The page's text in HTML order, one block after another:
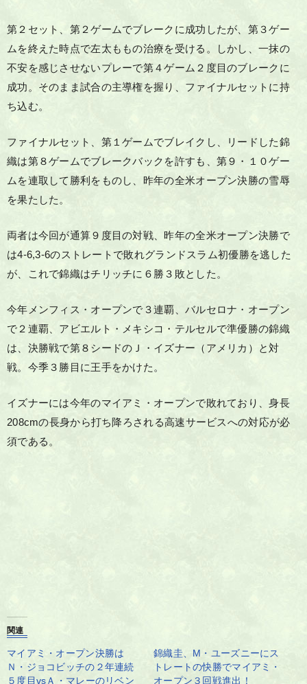
第２セット、第２ゲームでブレークに成功したが、第３ゲー
ムを終えた時点で左太ももの治療を受ける。しかし、一抹の
不安を感じさせないプレーで第４ゲーム２度目のブレークに
成功。そのまま試合の主導権を握り、ファイナルセットに持
ち込む。
ファイナルセット、第１ゲームでブレイクし、リードした錦
織は第８ゲームでブレークバックを許すも、第９・１０ゲー
ムを連取して勝利をものし、昨年の全米オープン決勝の雪辱
を果たした。
両者は今回が通算９度目の対戦、昨年の全米オープン決勝で
は4-6,3-6のストレートで敗れグランドスラム初優勝を逃した
が、これで錦織はチリッチに６勝３敗とした。
今年メンフィス・オープンで３連覇、バルセロナ・オープン
で２連覇、アビエルト・メキシコ・テルセルで準優勝の錦織
は、決勝戦で第８シードのＪ・イズナー（アメリカ）と対
戦。今季３勝目に王手をかけた。
イズナーには今年のマイアミ・オープンで敗れており、身長
208cmの長身から打ち降ろされる高速サービスへの対応が必
須である。
関連
マイアミ・オープン決勝は
Ｎ・ジョコビッチの２年連続
５度目vsＡ・マレーのリベン
錦織圭、M・ユーズニーにス
トレートの快勝でマイアミ・
オープン３回戦進出！